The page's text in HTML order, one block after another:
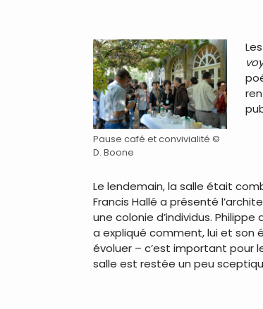
Pause café et convivialité ©
D. Boone
Le lendemain, la salle était
Francis Hallé a présenté
une colonie d’individus.
a expliqué comment, lui et son
évoluer – c’est important pour
salle est restée un peu